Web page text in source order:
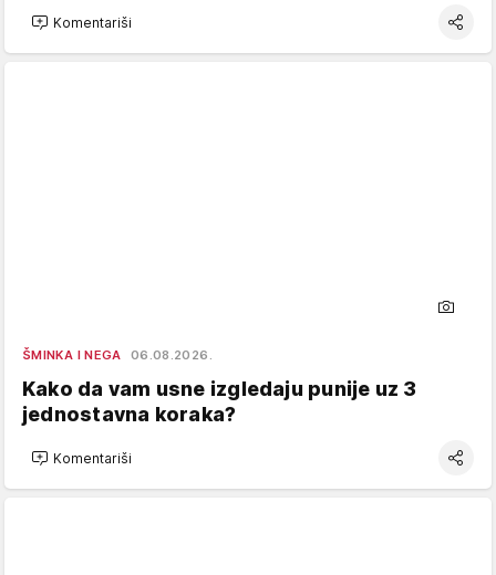
Komentariši
ŠMINKA I NEGA 06.08.2026.
Kako da vam usne izgledaju punije uz 3
jednostavna koraka?
Komentariši